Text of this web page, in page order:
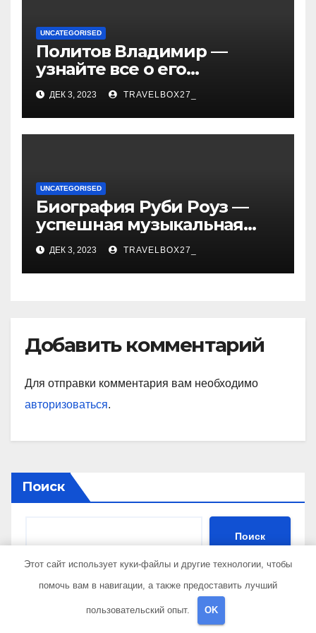
UNCATEGORISED
Политов Владимир —
узнайте все о его
биографии, возрасте и
впечатляющих
достижениях!
ДЕК 3, 2023 TRAVELBOX27_
UNCATEGORISED
Биография Руби Роуз —
успешная музыкальная
карьера, личная жизнь и
знаковые достижения
ДЕК 3, 2023 TRAVELBOX27_
Добавить комментарий
Для отправки комментария вам необходимо
авторизоваться.
Поиск
Поиск
Последние публикации
Этот сайт использует куки-файлы и другие технологии, чтобы
помочь вам в навигации, а также предоставить лучший
пользовательский опыт. OK